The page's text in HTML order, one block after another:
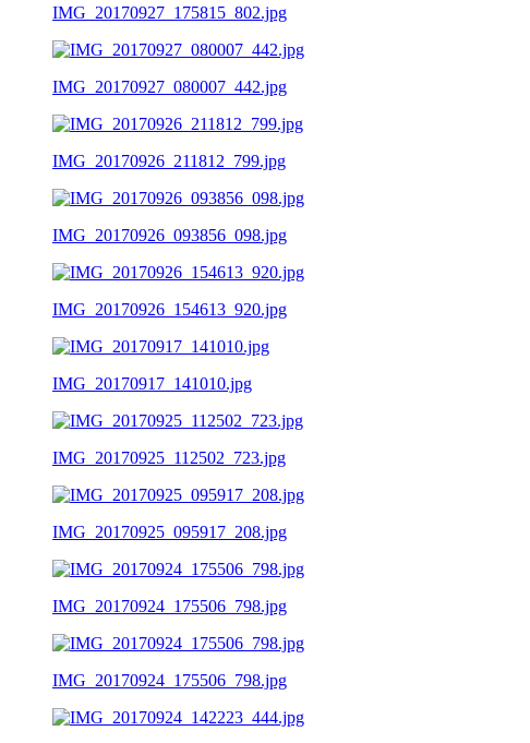
IMG_20170927_175815_802.jpg
IMG_20170927_080007_442.jpg
IMG_20170926_211812_799.jpg
IMG_20170926_093856_098.jpg
IMG_20170926_154613_920.jpg
IMG_20170917_141010.jpg
IMG_20170925_112502_723.jpg
IMG_20170925_095917_208.jpg
IMG_20170924_175506_798.jpg
IMG_20170924_175506_798.jpg